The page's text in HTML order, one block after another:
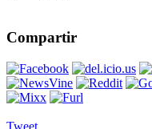
Compartir